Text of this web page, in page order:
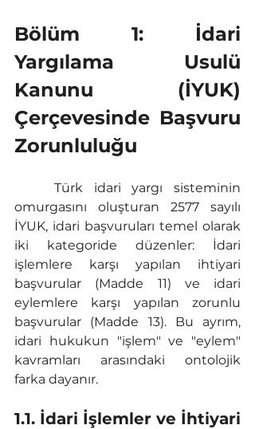
Bölüm 1: İdari
Yargılama Usulü
Kanunu (İYUK)
Çerçevesinde Başvuru
Zorunluluğu
omurgasını oluşturan 2577 sayılı
İYUK, idari başvuruları temel olarak
iki kategoride düzenler: İdari
işlemlere karşı yapılan ihtiyari
başvurular (Madde 11) ve idari
eylemlere karşı yapılan zorunlu
başvurular (Madde 13). Bu ayrım,
idari hukukun "işlem" ve "eylem"
kavramları arasındaki ontolojik
farka dayanır.
1.1. İdari İşlemler ve İhtiyari